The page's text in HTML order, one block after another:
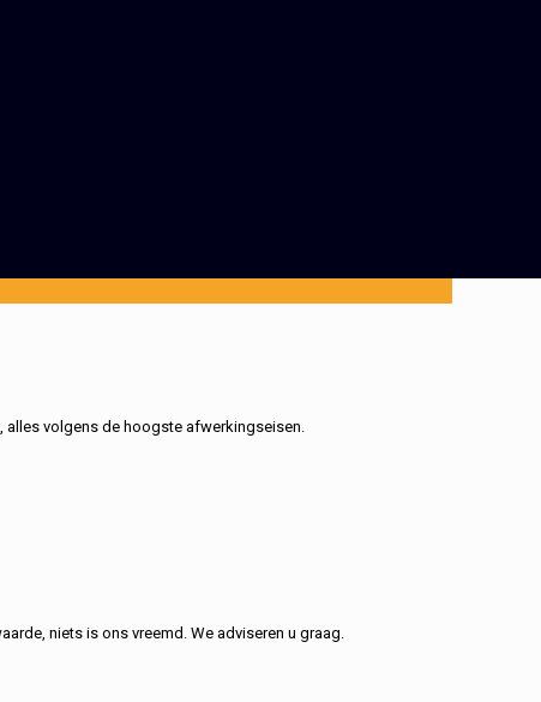
alles volgens de hoogste afwerkingseisen.
niets is ons vreemd. We adviseren u graag.